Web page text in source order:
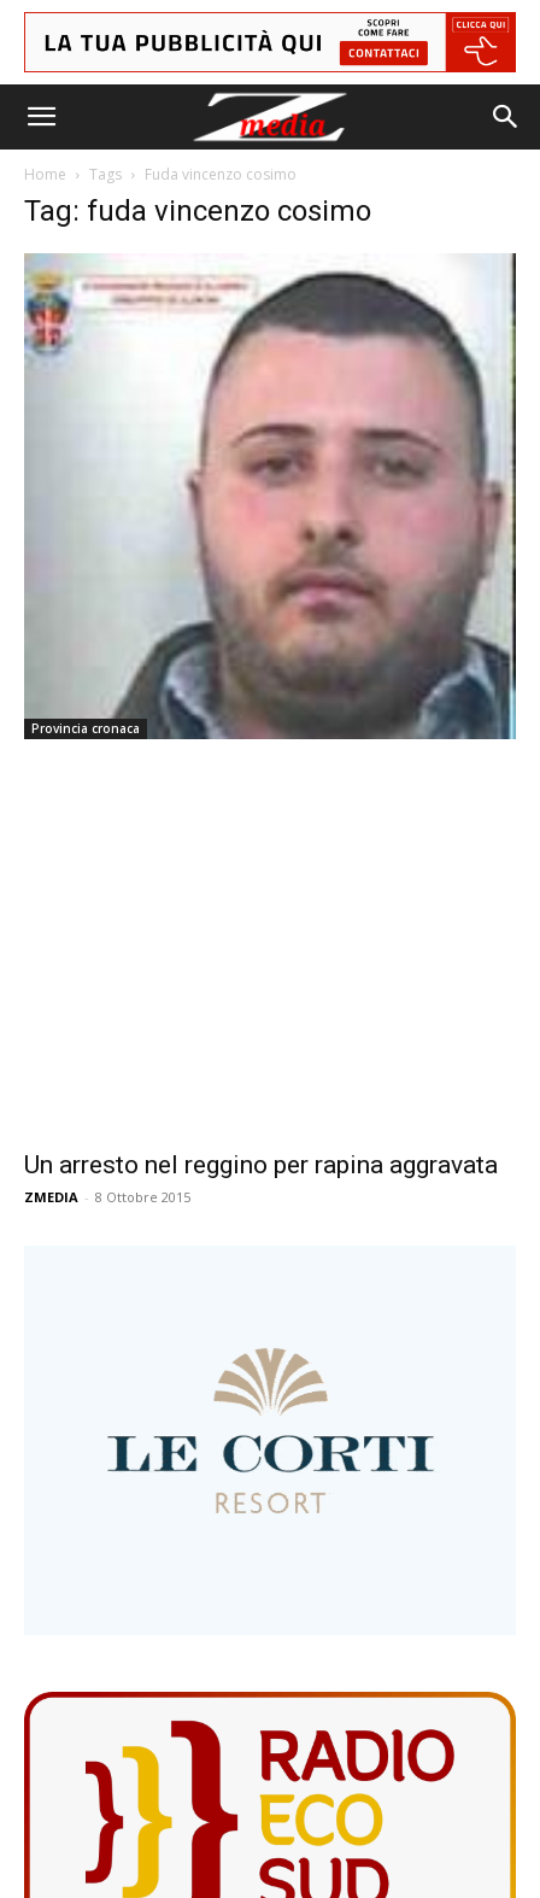
Home Tags Fuda vincenzo cosimo
Tag: fuda vincenzo cosimo
Provincia cronaca
Un arresto nel reggino per rapina aggravata
ZMEDIA - 8 Ottobre 2015